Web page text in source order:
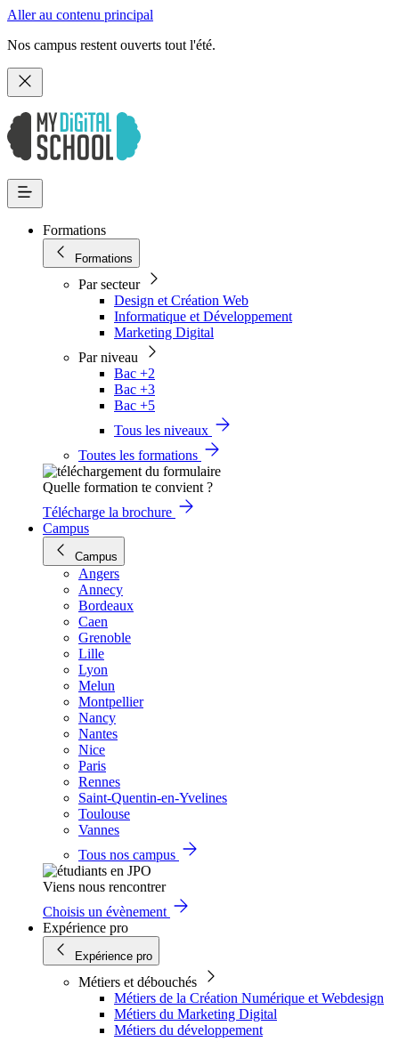
Aller au contenu principal
Nos campus restent ouverts tout l'été.
Formations
Formations
Par secteur
Design et Création Web
Informatique et Développement
Marketing Digital
Par niveau
Bac +2
Bac +3
Bac +5
Tous les niveaux
Toutes les formations
Quelle formation te convient ?
Télécharge la brochure
Campus
Campus
Angers
Annecy
Bordeaux
Caen
Grenoble
Lille
Lyon
Melun
Montpellier
Nancy
Nantes
Nice
Paris
Rennes
Saint-Quentin-en-Yvelines
Toulouse
Vannes
Tous nos campus
Viens nous rencontrer
Choisis un évènement
Expérience pro
Expérience pro
Métiers et débouchés
Métiers de la Création Numérique et Webdesign
Métiers du Marketing Digital
Métiers du développement